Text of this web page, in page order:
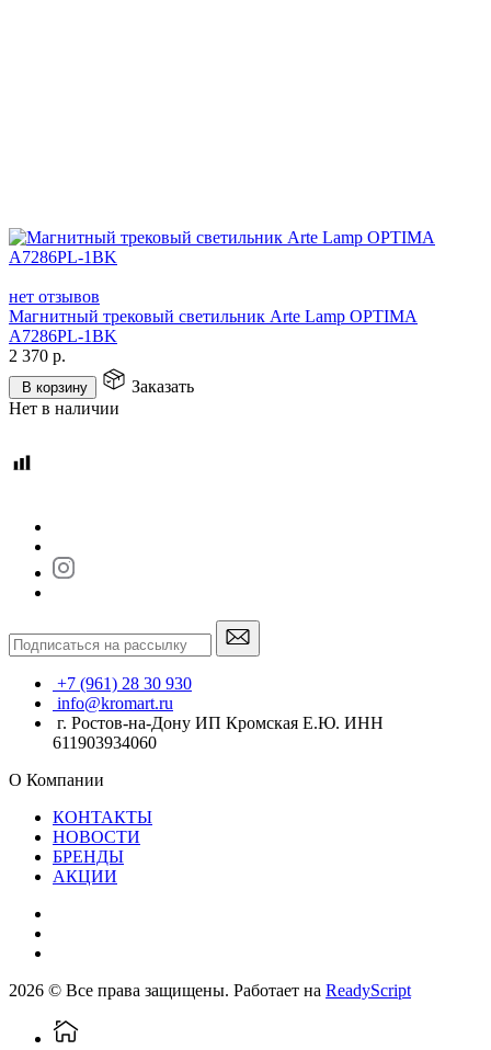
нет отзывов
Магнитный трековый светильник Arte Lamp OPTIMA
A7286PL-1BK
2 370 р.
В корзину
Заказать
Нет в наличии
+7 (961) 28 30 930
info@kromart.ru
г. Ростов-на-Дону ИП Кромская Е.Ю. ИНН
611903934060
О Компании
КОНТАКТЫ
НОВОСТИ
БРЕНДЫ
АКЦИИ
2026 © Все права защищены. Работает на ReadyScript